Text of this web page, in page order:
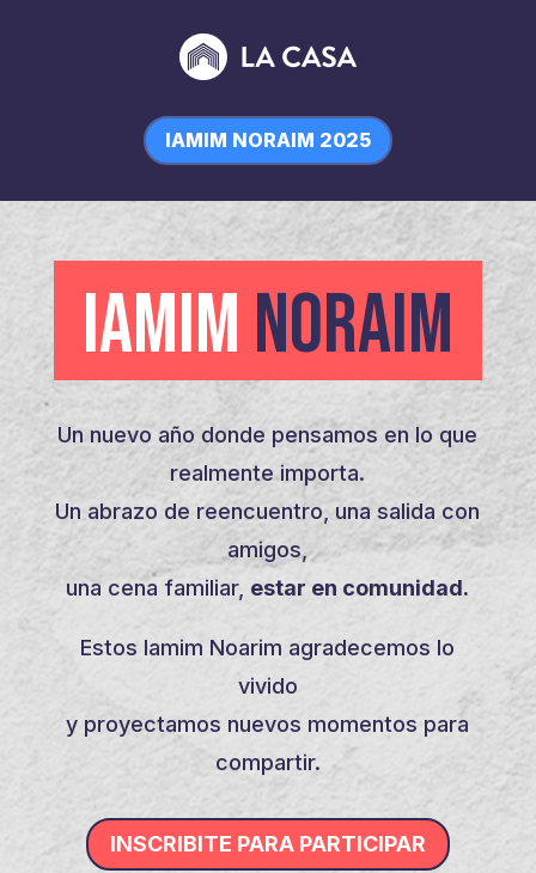
IAMIM NORAIM 2025
IAMIM NORAIM
Un nuevo año donde pensamos en lo que
realmente importa.
Un abrazo de reencuentro, una salida con
amigos,
una cena familiar, estar en comunidad.
Estos Iamim Noarim agradecemos lo
vivido
y proyectamos nuevos momentos para
compartir.
INSCRIBITE PARA PARTICIPAR